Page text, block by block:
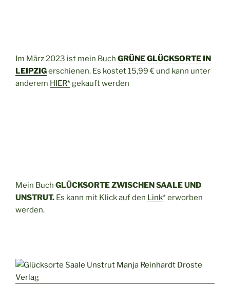
Im März 2023 ist mein Buch GRÜNE GLÜCKSORTE IN
LEIPZIGerschienen. Es kostet 15,99 € und kann unter
anderem HIER*gekauft werden
Mein Buch GLÜCKSORTE ZWISCHEN SAALE UND
UNSTRUT. Es kann mit Klick auf den Link* erworben
werden.